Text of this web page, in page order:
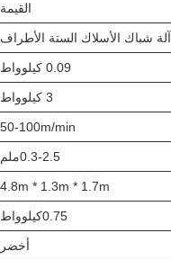
القيمة
آلة شباك الأسلاك الستة الأطراف
0.09 كيلوواط
3 كيلوواط
50-100m/min
0.3-2.5ملم
4.8m * 1.3m * 1.7m
0.75كيلوواط
أخضر